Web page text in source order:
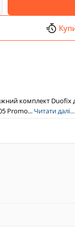
комплект Duofix
Promo... Читати далі...